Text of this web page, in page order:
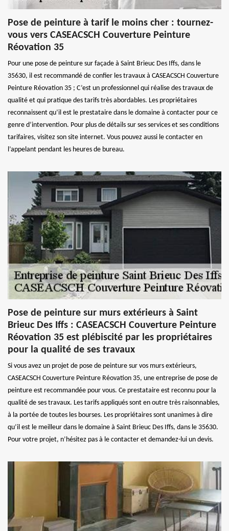
Pose de peinture à tarif le moins cher : tournez-
vous vers CASEACSCH Couverture Peinture
Réovation 35
Pour une pose de peinture sur façade à Saint Brieuc Des Iffs, dans le
35630, il est recommandé de confier les travaux à CASEACSCH Couverture
Peinture Réovation 35 ; C’est un professionnel qui réalise des travaux de
qualité et qui pratique des tarifs très abordables. Les propriétaires
reconnaissent qu’il est le prestataire dans le domaine à contacter pour ce
genre d’intervention. Pour plus de détails sur ses services et ses conditions
tarifaires, visitez son site internet. Vous pouvez aussi le contacter en
l’appelant pendant les heures de bureau.
Pose de peinture sur murs extérieurs à Saint
Brieuc Des Iffs : CASEACSCH Couverture Peinture
Réovation 35 est plébiscité par les propriétaires
pour la qualité de ses travaux
Si vous avez un projet de pose de peinture sur vos murs extérieurs,
CASEACSCH Couverture Peinture Réovation 35, une entreprise de pose de
peinture est recommandée pour vous. Ce prestataire est reconnu pour la
qualité de ses travaux. Les tarifs appliqués sont en outre très raisonnables,
à la portée de toutes les bourses. Les propriétaires sont unanimes à dire
qu’il est le meilleur dans le domaine à Saint Brieuc Des Iffs, dans le 35630.
Pour votre projet, n’hésitez pas à le contacter et demandez-lui un devis.